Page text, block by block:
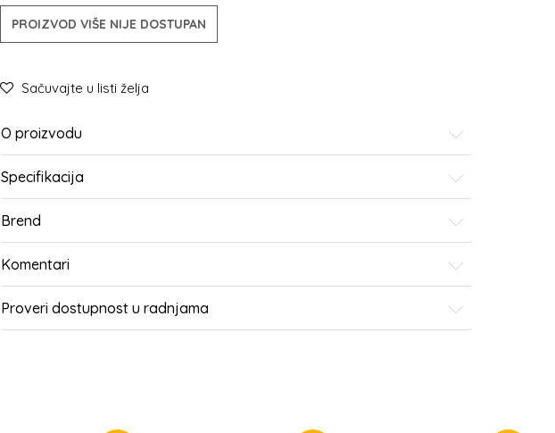
PROIZVOD VIŠE NIJE DOSTUPAN
Sačuvajte u listi želja
O proizvodu
Specifikacija
Brend
Komentari
Proveri dostupnost u radnjama